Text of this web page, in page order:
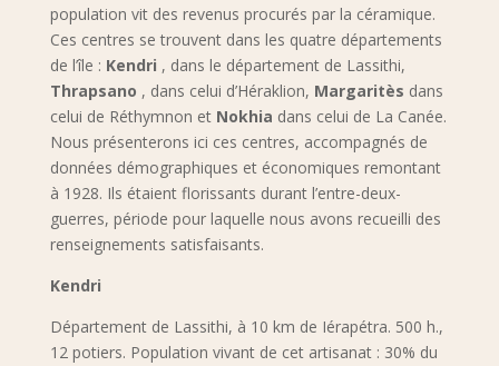
population vit des revenus procurés par la céramique.
Ces centres se trouvent dans les quatre départements
de l’île : Kendri , dans le département de Lassithi,
Thrapsano , dans celui d’Héraklion, Margaritès dans
celui de Réthymnon et Nokhia dans celui de La Canée.
Nous présenterons ici ces centres, accompagnés de
données démographiques et économiques remontant
à 1928. Ils étaient florissants durant l’entre-deux-
guerres, période pour laquelle nous avons recueilli des
renseignements satisfaisants.
Kendri
Département de Lassithi, à 10 km de Iérapétra. 500 h.,
12 potiers. Population vivant de cet artisanat : 30% du